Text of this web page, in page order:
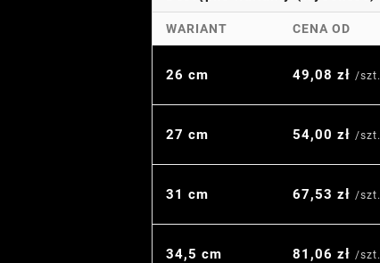
WARIANT CENA OD
26 cm 49,08 zł /szt.
27 cm 54,00 zł /szt.
31 cm 67,53 zł /szt.
34,5 cm 81,06 zł /szt.